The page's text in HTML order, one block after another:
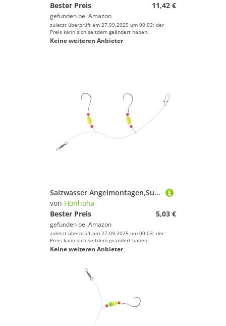
Bester Preis
11,42 €
gefunden bei Amazon
zuletzt überprüft am 27.09.2025 um 00:03; der
Preis kann sich seitdem geändert haben.
Keine weiteren Anbieter
Salzwasser Angelmontagen,Surfang Ausrüstung | Köder System Set Zum Fang Von Pompano Forelle Barsch Angelruten Zubehör Für See Fluss Küste
von Honhoha
Bester Preis
5,03 €
gefunden bei Amazon
zuletzt überprüft am 27.09.2025 um 00:03; der
Preis kann sich seitdem geändert haben.
Keine weiteren Anbieter